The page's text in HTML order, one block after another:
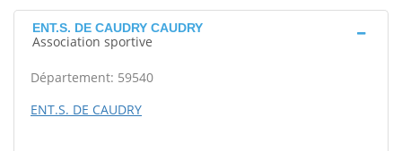
ENT.S. DE CAUDRY CAUDRY
Association sportive
Département: 59540
ENT.S. DE CAUDRY